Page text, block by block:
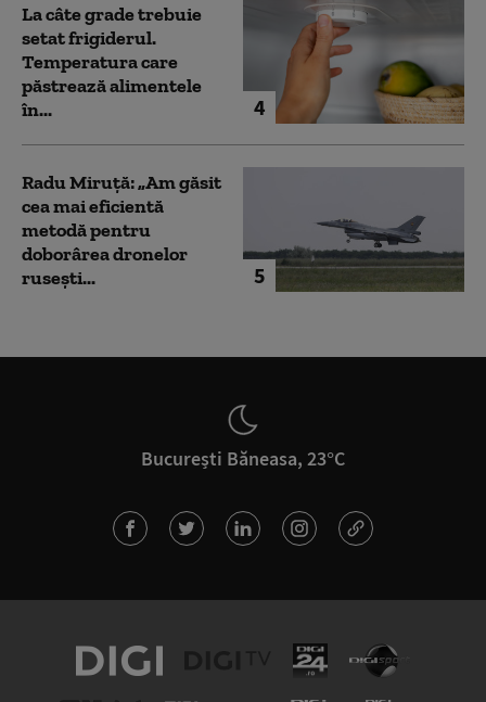
4
La câte grade trebuie
setat frigiderul.
Temperatura care
păstrează alimentele
în...
5
Radu Miruță: „Am găsit
cea mai eficientă
metodă pentru
doborârea dronelor
rusești...
București Băneasa, 23°C